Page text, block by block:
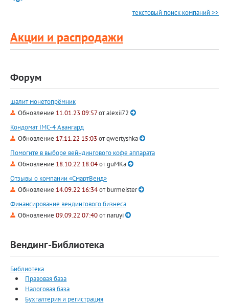
текстовый поиск компаний >>
Акции и распродажи
Форум
шалит монетопрёмник
Обновление 11.01.23 09:57отalexii72
Кондомат IMC-4 Авангард
Обновление 17.11.22 15:03 отqwertyshka
Помогите в выборе вейндингового кофе аппарата
Обновление 18.10.22 18:04отguMKa
Отзывы о компании «СмартВенд»
Обновление 14.09.22 16:34отburmeister
Финансирование вендингового бизнеса
Обновление 09.09.22 07:40отnaruyi
Вендинг-Библиотека
Библиотека
Правовая база
Налоговая база
Бухгалтерия и регистрация